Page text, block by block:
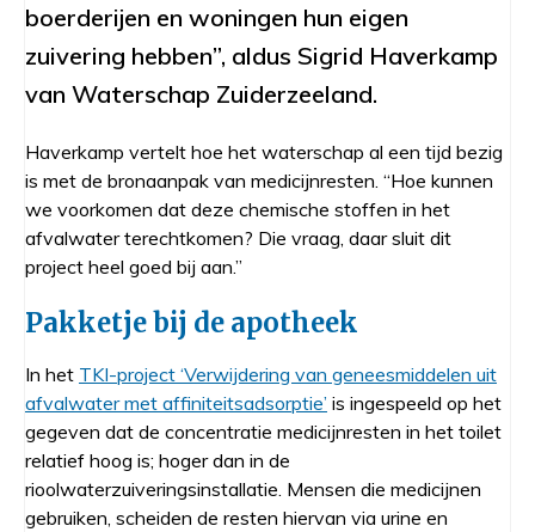
boerderijen en woningen hun eigen
zuivering hebben”, aldus Sigrid Haverkamp
van Waterschap Zuiderzeeland.
Haverkamp vertelt hoe het waterschap al een tijd bezig
is met de bronaanpak van medicijnresten. “Hoe kunnen
we voorkomen dat deze chemische stoffen in het
afvalwater terechtkomen? Die vraag, daar sluit dit
project heel goed bij aan.”
Pakketje bij de apotheek
In het TKI-project ‘Verwijdering van geneesmiddelen uit
afvalwater met affiniteitsadsorptie’ is ingespeeld op het
gegeven dat de concentratie medicijnresten in het toilet
relatief hoog is; hoger dan in de
rioolwaterzuiveringsinstallatie. Mensen die medicijnen
gebruiken, scheiden de resten hiervan via urine en